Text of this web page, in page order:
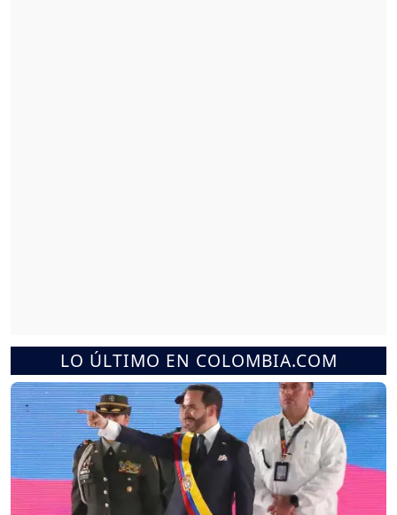
LO ÚLTIMO EN COLOMBIA.COM